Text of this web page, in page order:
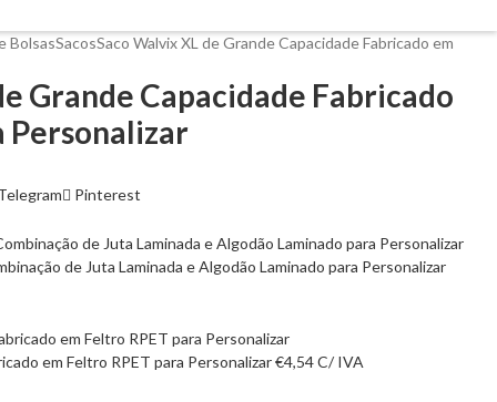
BolsasSacosSaco Walvix XL de Grande Capacidade Fabricado em
Grande Capacidade Fabricado
Personalizar
Pinterest
de Juta Laminada e Algodão Laminado para Personalizar
em Feltro RPET para Personalizar€4,54C/ IVA